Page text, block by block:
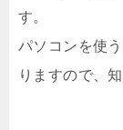
す。
パソコンを使
りますので、